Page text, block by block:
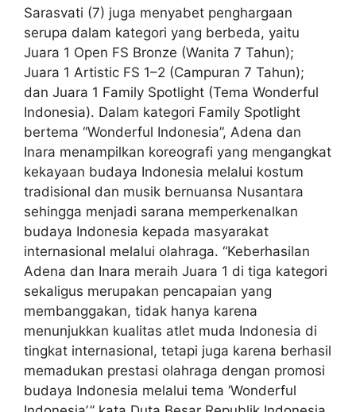
Sarasvati (7) juga menyabet penghargaan
serupa dalam kategori yang berbeda, yaitu
Juara 1 Open FS Bronze (Wanita 7 Tahun);
Juara 1 Artistic FS 1–2 (Campuran 7 Tahun);
dan Juara 1 Family Spotlight (Tema Wonderful
Indonesia). Dalam kategori Family Spotlight
bertema “Wonderful Indonesia”, Adena dan
Inara menampilkan koreografi yang mengangkat
kekayaan budaya Indonesia melalui kostum
tradisional dan musik bernuansa Nusantara
sehingga menjadi sarana memperkenalkan
budaya Indonesia kepada masyarakat
internasional melalui olahraga. “Keberhasilan
Adena dan Inara meraih Juara 1 di tiga kategori
sekaligus merupakan pencapaian yang
membanggakan, tidak hanya karena
menunjukkan kualitas atlet muda Indonesia di
tingkat internasional, tetapi juga karena berhasil
memadukan prestasi olahraga dengan promosi
budaya Indonesia melalui tema ‘Wonderful